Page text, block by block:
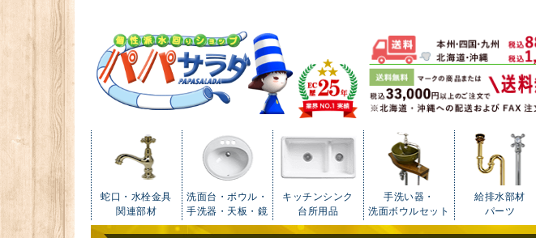
蛇口・水栓金具
関連部材
洗面台・ボウル・
手洗器・天板・鏡
キッチンシンク
台所用品
手洗い器・
洗面ボウルセット
給排水部材
パーツ